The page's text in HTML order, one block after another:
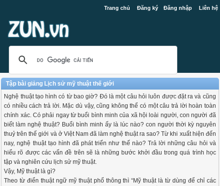
Trang chủ Đăng ký Đăng nhập Liên hệ
Tập bài giảng Lịch sử mỹ thuật thế giới
Nghệ thuật tạo hình có từ bao giờ? Đó là một câu hỏi luôn được đặt ra và cũng
có nhiều cách trả lời. Mặc dù vậy, cũng không thể có một câu trả lời hoàn toàn
chính xác. Có phải ngay từ buổi bình minh của xã hội loài người, con người đã
biết làm nghệ thuật? Buổi bình minh ấy là lúc nào? con người thời kỳ nguyên
thuỷ trên thế giới và ở Việt Nam đã làm nghệ thuật ra sao? Từ khi xuất hiện đến
nay, nghệ thuật tạo hình đã phát triển như thế nào? Trả lời những câu hỏi và
hiểu rõ được các vấn đề trên sẽ là những bước khởi đầu trong quá trình học
tập và nghiên cứu lịch sử mỹ thuật.
Vậy, Mỹ thuật là gì?
Theo từ điển thuật ngữ mỹ thuật phổ thông thì “Mỹ thuật là từ dùng để chỉ các